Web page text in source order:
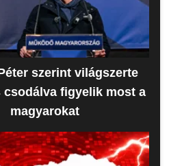
szerint világszerte
csodálva figyelik most a
magyarokat